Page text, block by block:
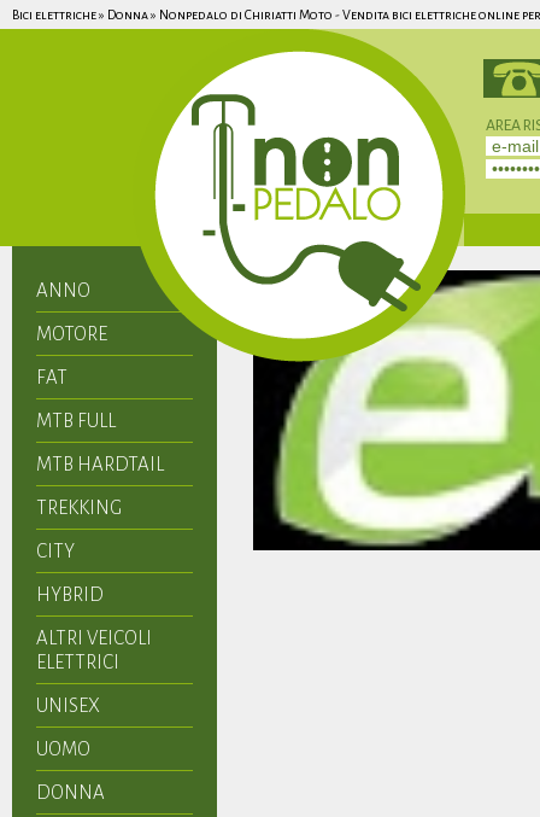
Bici elettriche » Donna » Nonpedalo di Chiriatti Moto - Vendita bici elettriche online
AREA
ANNO
MOTORE
FAT
MTB FULL
MTB HARDTAIL
TREKKING
CITY
HYBRID
ALTRI VEICOLI
ELETTRICI
UNISEX
UOMO
DONNA